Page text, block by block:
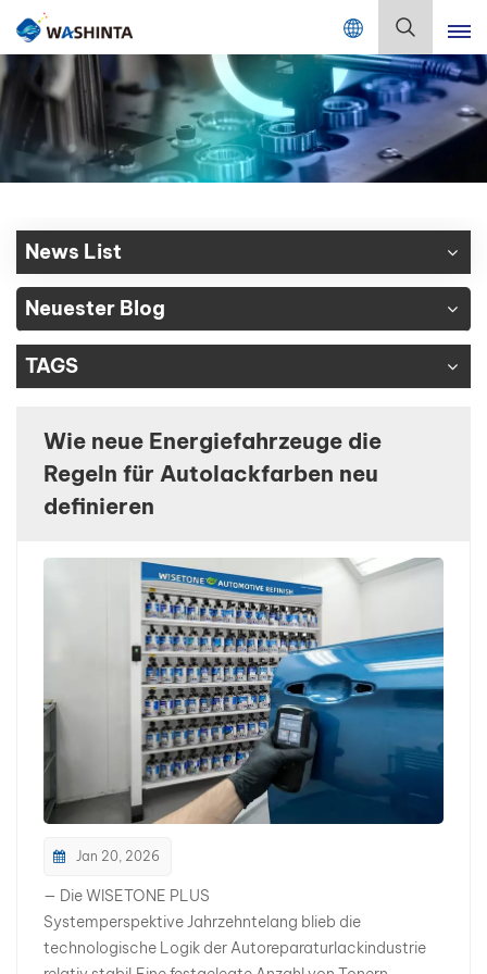
Mix Color Online
English
Français
Deutsch
Русский
Español
Português
日本語
한국어
فارسی
中文
News List
Neuester Blog
TAGS
Wie neue Energiefahrzeuge die
Regeln für Autolackfarben neu
definieren
Jan 20, 2026
— Die WISETONE PLUS
Systemperspektive Jahrzehntelang blieb die
technologische Logik der Autoreparaturlackindustrie